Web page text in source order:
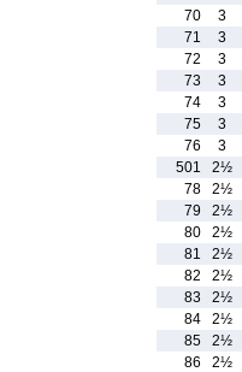
70
3
71
3
72
3
73
3
74
3
75
3
76
3
501
2½
78
2½
79
2½
80
2½
81
2½
82
2½
83
2½
84
2½
85
2½
86
2½